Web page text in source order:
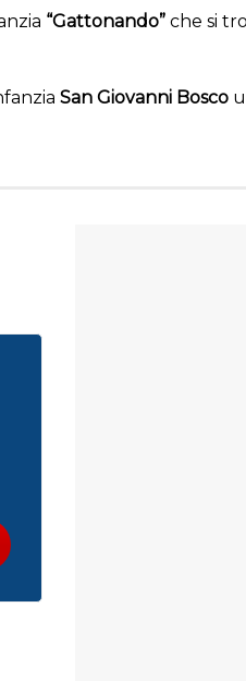
“Gattonando”che si
San Giovanni Bosco